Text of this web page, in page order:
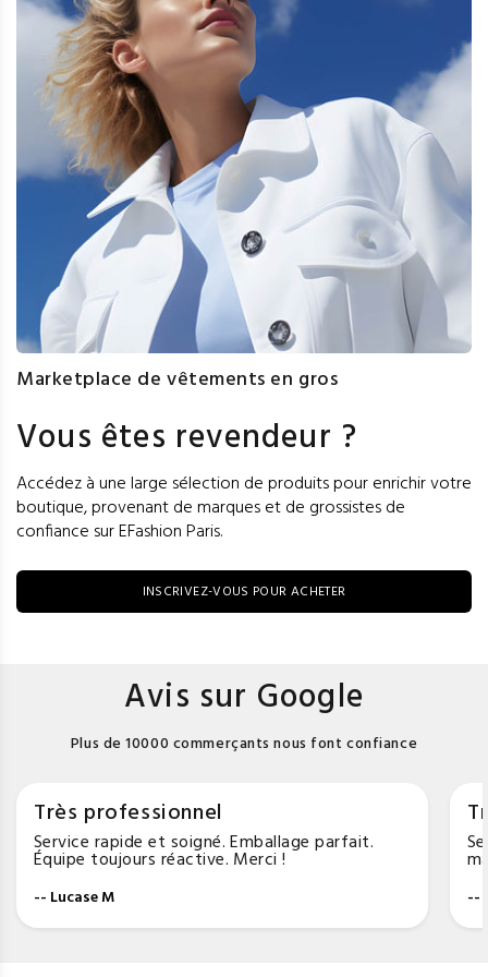
Marketplace de vêtements en gros
Vous êtes revendeur ?
Accédez à une large sélection de produits pour enrichir votre
boutique, provenant de marques et de grossistes de
confiance sur EFashion Paris.
INSCRIVEZ-VOUS POUR ACHETER
Avis sur Google
Plus de 10000 commerçants nous font confiance
Très professionnel
Service rapide et soigné. Emballage parfait.
Équipe toujours réactive. Merci !
-- Lucase M --